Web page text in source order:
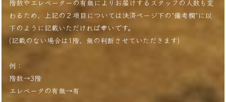
階数やエレベーターの有無によりお届けするスタッフの人数も変
わるため、上記の２項目については決済ページ下の"備考欄"に以
下のように記載いただければ幸いです。
(記載のない場合は1階、無の判断させていただきます)
例：
階数→3階
エレベータの有無→有